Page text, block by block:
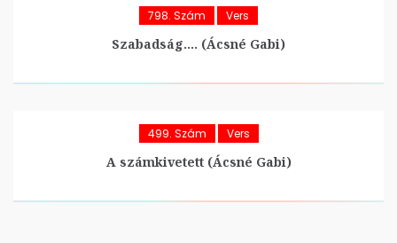
798. Szám Vers
Szabadság…. (Ácsné Gabi)
499. Szám Vers
A számkivetett (Ácsné Gabi)